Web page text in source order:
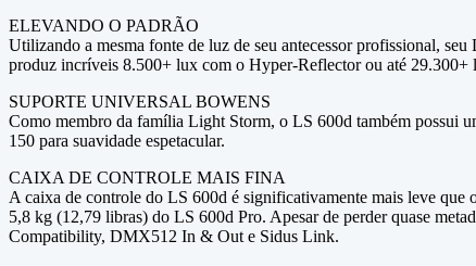
ELEVANDO O PADRÃO
Utilizando a mesma fonte de luz de seu antecessor profissional,
produz incríveis 8.500+ lux com o Hyper-Reflector ou até 29.300+
SUPORTE UNIVERSAL BOWENS
Como membro da família Light Storm, o LS 600d também possui
150 para suavidade espetacular.
CAIXA DE CONTROLE MAIS FINA
A caixa de controle do LS 600d é significativamente mais leve
5,8 kg (12,79 libras) do LS 600d Pro. Apesar de perder quase
Compatibility, DMX512 In & Out e Sidus Link.